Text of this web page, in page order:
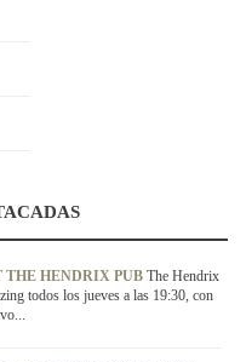
THE HENDRIX PUB The Hendrix
todos los jueves a las 19:30, con